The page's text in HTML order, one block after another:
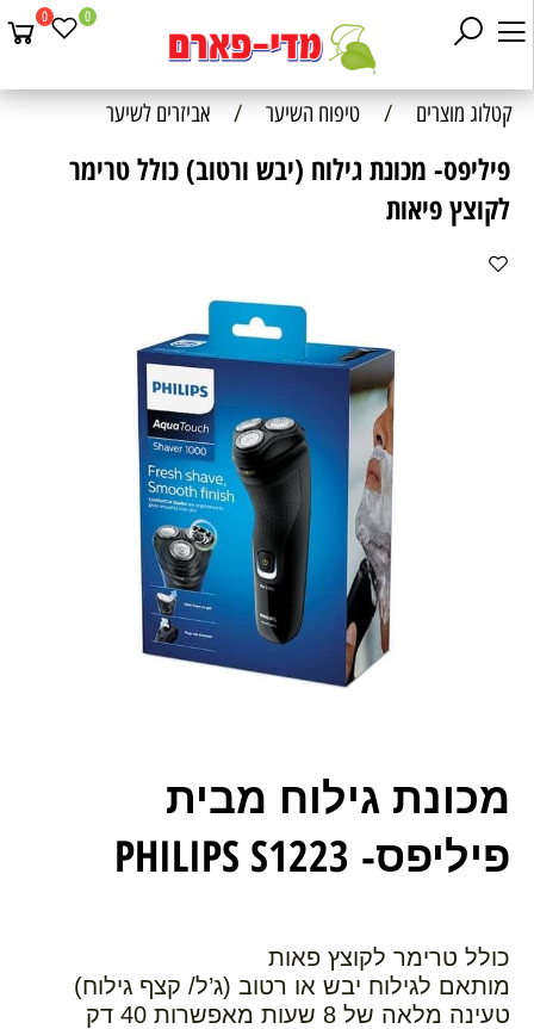
0 0
קטלוג מוצרים / טיפוח השיער / אביזרים לשיער
פיליפס- מכונת גילוח (יבש ורטוב) כולל טרימר
לקוצץ פיאות
מכונת גילוח מבית
פיליפס- PHILIPS S1223
כולל טרימר לקוצץ פאות
מותאם לגילוח יבש או רטוב (ג’ל/ קצף גילוח)
טעינה מלאה של 8 שעות מאפשרות 40 דק